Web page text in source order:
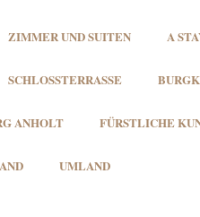
ZIMMER UND SUITEN A
SCHLOSSTERRASSE
ANHOLT FÜRSTLICHE
UMLAND